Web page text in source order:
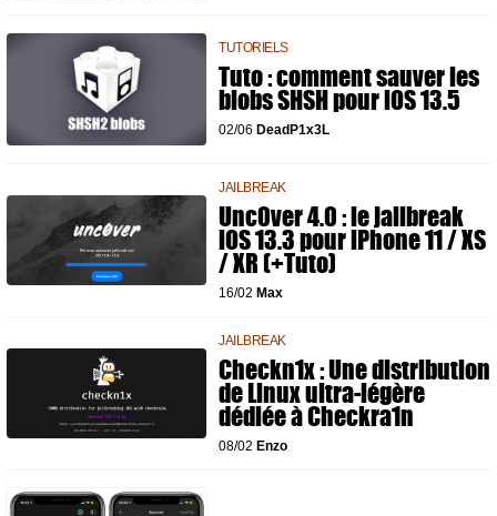
TUTORIELS
Tuto : comment sauver les
blobs SHSH pour iOS 13.5
02/06 DeadP1x3L
JAILBREAK
Unc0ver 4.0 : le jailbreak
iOS 13.3 pour iPhone 11 / XS
/ XR (+Tuto)
16/02 Max
JAILBREAK
Checkn1x : Une distribution
de Linux ultra-légère
dédiée à Checkra1n
08/02 Enzo